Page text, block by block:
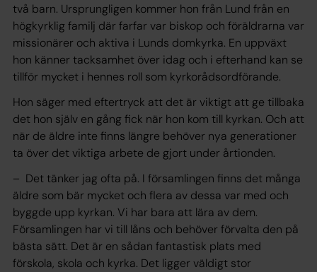
två barn. Ursprungligen kommer hon från Lund från en
högkyrklig familj där farfar var biskop och föräldrarna var
missionärer och aktiva i Lunds domkyrka. En uppväxt
hon känner tacksamhet över idag och i efterhand kan se
tillför mycket i hennes roll som kyrkorådsordförande.
Hon säger med eftertryck att det är viktigt att ge tillbaka
det hon själv en gång fick när hon kom till kyrkan. Och att
när de äldre inte finns längre behöver nya generationer
ta över det viktiga arbete de gjort under årtionden.
– Det tänker jag ofta på. I församlingen finns det många
äldre som bär mycket och flera av dessa var med och
byggde upp kyrkan. Vi har bara att lära av dem.
Församlingen har vi till låns och behöver förvalta den på
bästa sätt. Det är en sådan fantastisk plats med
förskola, skola och kyrka. Det ligger väldigt stor